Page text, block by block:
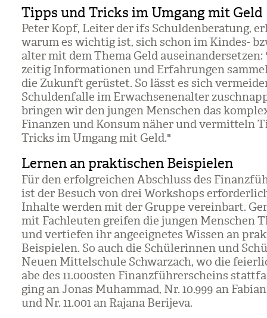
Tipps und Tricks im Umgang mit Geld
Peter Kopf, Lei­ter der ifs Schul­den­be­ra­tung,
warum es wich­tig ist, sich schon im Kin­des-
al­ter mit dem Thema Geld
zei­tig Infor­ma­tio­nen und Erfah­run­gen
die Zukunft gerüs­tet. So lässt es sich
Schul­den­falle im Erwach­se­nen­al­ter
brin­gen wir den jun­gen Men­schen das
Finan­zen und Kon­sum näher und ver­mit­teln
Tricks im Umgang mit Geld."
Lernen an praktischen Beispielen
Für den erfolg­rei­chen Abschluss des
ist der Besuch von drei Work­shops
Inhalte wer­den mit der Gruppe ver­ein­bart.
mit Fach­leu­ten grei­fen die jun­gen Men­schen
und ver­tie­fen ihr ange­eig­ne­tes Wis­sen an
Bei­spie­len. So auch die Schü­le­rin­nen und
Neuen Mit­tel­schule Schwar­zach, wo die
abe des 11.000s­ten Finanz­füh­rer­scheins
ging an Jonas Muham­mad, Nr. 10.999 an
und Nr. 11.001 an Rajana Beri­jeva.